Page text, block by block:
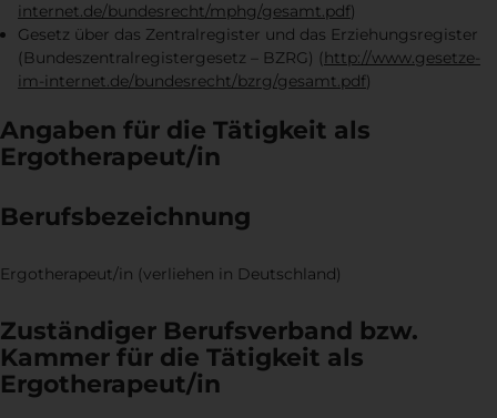
internet.de/bundesrecht/mphg/gesamt.pdf)
Gesetz über das Zentralregister und das Erziehungsregister
(Bundeszentralregistergesetz – BZRG) (http://www.gesetze-
im-internet.de/bundesrecht/bzrg/gesamt.pdf)
Angaben für die Tätigkeit als
Ergotherapeut/in
Berufsbezeichnung
Ergotherapeut/in (verliehen in Deutschland)
Zuständiger Berufsverband bzw.
Kammer für die Tätigkeit als
Ergotherapeut/in